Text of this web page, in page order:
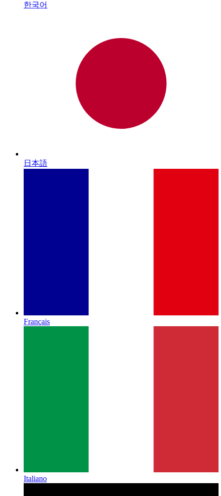
한국어
日本語
Français
Italiano